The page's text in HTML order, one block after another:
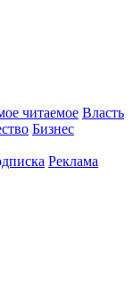
читаемое Власть
Бизнес
Реклама